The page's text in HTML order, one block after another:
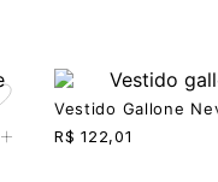
+
Vestido Gallone
R$ 122,01